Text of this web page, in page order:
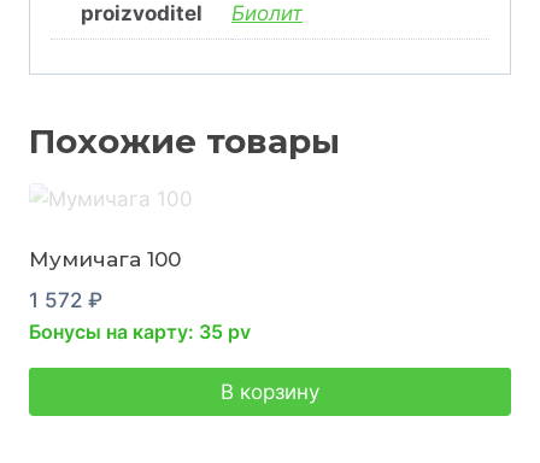
proizvoditel Биолит
Похожие товары
Мумичага 100
1 572 ₽
Бонусы на карту: 35 pv
В корзину